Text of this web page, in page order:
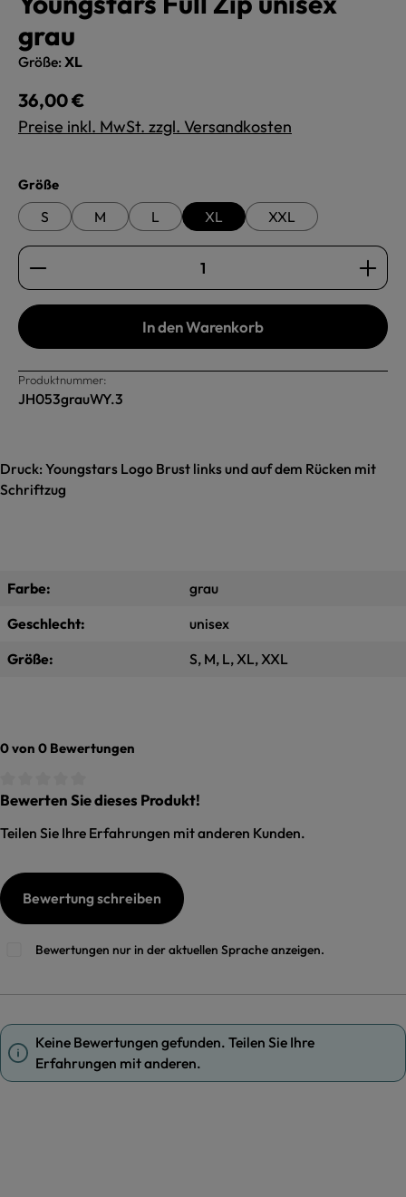
grau
Größe: XL
Regulärer Preis:
36,00 €
Preise inkl. MwSt. zzgl. Versandkosten
Größeauswählen
S M L XL XXL
Produkt Anzahl: Gib den gewünschten Wert ein
In den Warenkorb
Produktnummer:
JH053grauWY.3
Druck: Youngstars Logo Brust links und auf dem Rücken mit
Schriftzug
Farbe:
grau
Geschlecht:
unisex
Größe:
S, M, L, XL, XXL
0 von 0 Bewertungen
Durchschnittliche Bewertung von 0 von 5 Sternen
Bewerten Sie dieses Produkt!
Teilen Sie Ihre Erfahrungen mit anderen Kunden.
Bewertung schreiben
Bewertungen nur in der aktuellen Sprache anzeigen.
Keine Bewertungen gefunden. Teilen Sie Ihre
Erfahrungen mit anderen.